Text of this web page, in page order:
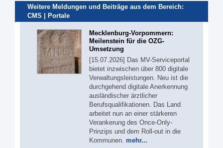
Weitere Meldungen und Beiträge aus dem Bereich:
CMS | Portale
Mecklenburg-Vorpommern:
Meilenstein für die OZG-
Umsetzung
[15.07.2026] Das MV-Serviceportal
bietet inzwischen über 800 digitale
Verwaltungsleistungen. Neu ist die
durchgehend digitale Anerkennung
ausländischer ärztlicher
Berufsqualifikationen. Das Land
arbeitet nun an einer stärkeren
Verankerung des Once-Only-
Prinzips und dem Roll-out in die
Kommunen. mehr...